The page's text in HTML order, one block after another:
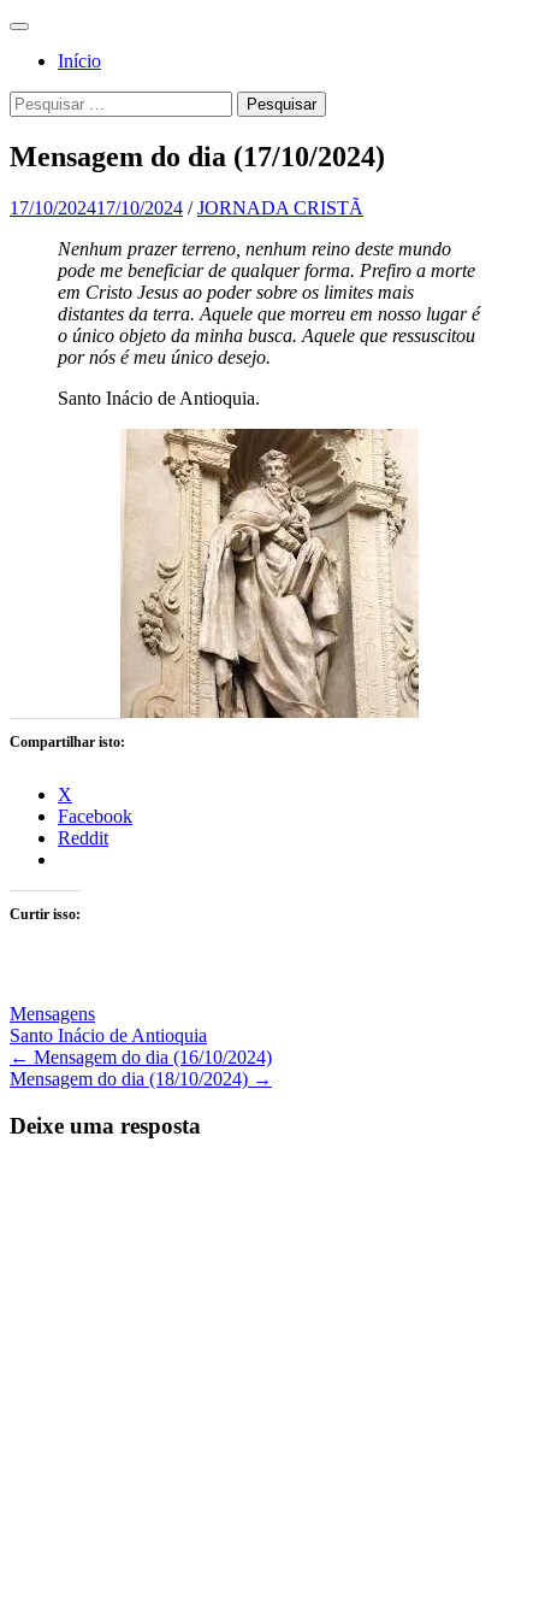
Jornada
Cristã
Para a
Deus, em
comunhão
Santa
Igreja
Católica
Apostólica
Romana
Menu
Início
Pesquisa
Pesquisar
por:
Mensagem do dia (17/10/2024)
17/10/202417/10/2024 /JORNADA CRISTÃ
Nenhum prazer terreno, nenhum reino deste mundo
pode me beneficiar de qualquer forma. Prefiro a morte
em Cristo Jesus ao poder sobre os limites mais
distantes da terra. Aquele que morreu em nosso lugar é
o único objeto da minha busca. Aquele que ressuscitou
por nós é meu único desejo.
Santo Inácio de Antioquia.
Compartilhar isto:
X
Facebook
Reddit
Curtir isso:
Mensagens
Santo Inácio de Antioquia
Navegação
de
Posts
← Mensagem do dia (16/10/2024)
Mensagem do dia (18/10/2024) →
Deixe uma resposta